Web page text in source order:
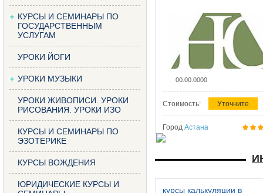
КУРСЫ И СЕМИНАРЫ ПО
ГОСУДАРСТВЕННЫМ
УСЛУГАМ
УРОКИ ЙОГИ
УРОКИ МУЗЫКИ
УРОКИ ЖИВОПИСИ. УРОКИ
РИСОВАНИЯ. УРОКИ ИЗО
КУРСЫ И СЕМИНАРЫ ПО
ЭЗОТЕРИКЕ
КУРСЫ ВОЖДЕНИЯ
ЮРИДИЧЕСКИЕ КУРСЫ И
00.00.0000
Стоимость: Уточните
Город Астана
курсы калькуляции в